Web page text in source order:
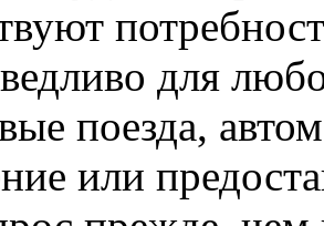
для
поезда,
или